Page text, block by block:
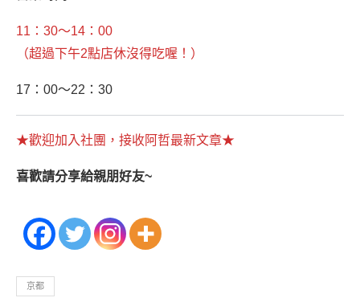
11：30～14：00
（超過下午2點店休沒得吃喔！）
17：00～22：30
★歡迎加入社團，接收阿哲最新文章★
喜歡請分享給親朋好友~
京都